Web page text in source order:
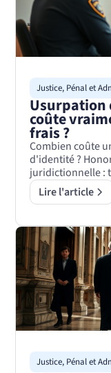
Justice, Pénal et
Usurpation
coûte
frais ?
Combien coûte
d'identité ?
juridictionnelle :
Lire l'article
Justice, Pénal et